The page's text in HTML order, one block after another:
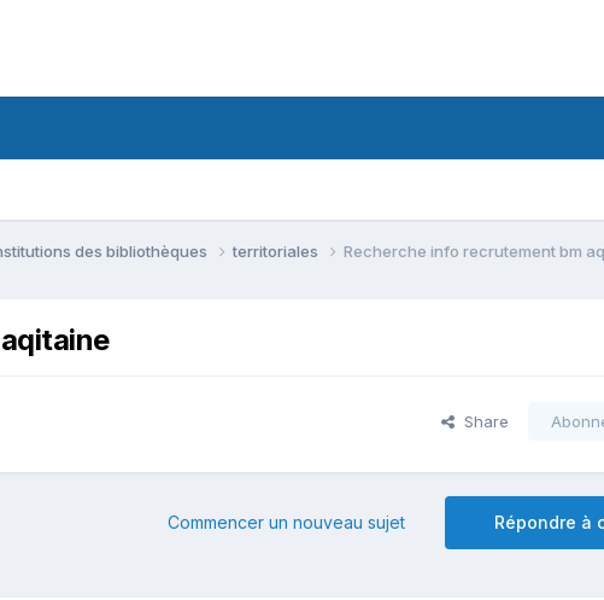
des bibliothèques territoriales Recherche info recrutement bm
Share
Répondre à
Commencer un nouveau sujet